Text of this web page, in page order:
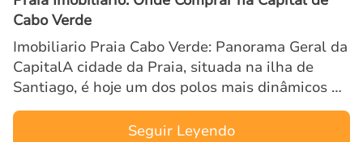
Cabo Verde
Imobiliario Praia Cabo Verde: Panorama Geral da
CapitalA cidade da Praia, situada na ilha de
Santiago, é hoje um dos polos mais dinâmicos do
imobiliario Praia Cabo Verde. Como capital
política, econôm…Seguir Leyendo